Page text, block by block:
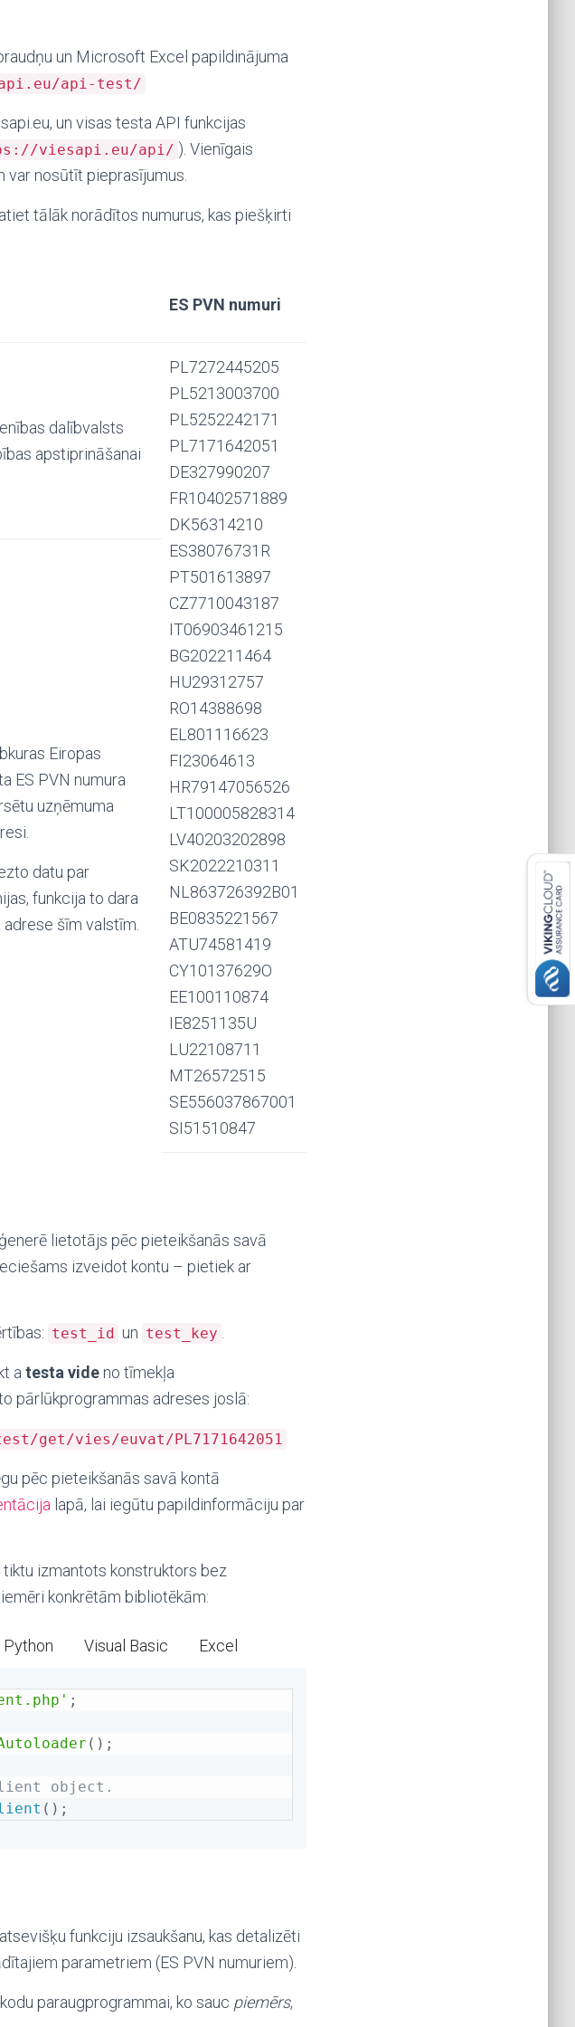
un Microsoft Excel papildinājuma
api-test/
un visas testa API funkcijas
viesapi.eu/api/ ). Vienīgais
var nosūtīt pieprasījumus.
tālāk norādītos numurus, kas piešķirti
ES PVN numuri
dalībvalsts
apstiprināšanai
PL7272445205
PL5213003700
PL5252242171
PL7171642051
DE327990207
FR10402571889
DK56314210
ES38076731R
PT501613897
CZ7710043187
IT06903461215
BG202211464
HU29312757
RO14388698
EL801116623
FI23064613
HR79147056526
LT100005828314
LV40203202898
SK2022210311
NL863726392B01
BE0835221567
ATU74581419
CY10137629O
EE100110874
IE8251135U
LU22108711
MT26572515
SE556037867001
SI51510847
Eiropas
ES PVN numura
uzņēmuma
datu par
funkcija to dara
šīm valstīm.
lietotājs pēc pieteikšanās savā
izveidot kontu – pietiek ar
test_id un test_key
a testa vide no tīmekļa
pārlūkprogrammas adreses joslā:
get/vies/euvat/PL7171642051
pēc pieteikšanās savā kontā
lapā, lai iegūtu papildinformāciju par
izmantots konstruktors bez
konkrētām bibliotēkām:
Python Visual Basic Excel
;
( ) ;
object.
( ) ;
funkciju izsaukšanu, kas detalizēti
parametriem (ES PVN numuriem).
paraugprogrammai, ko sauc piemērs,